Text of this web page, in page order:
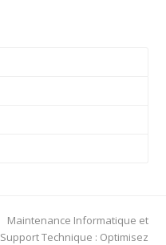
next
post:
Maintenance Informatique et
Support Technique : Optimisez